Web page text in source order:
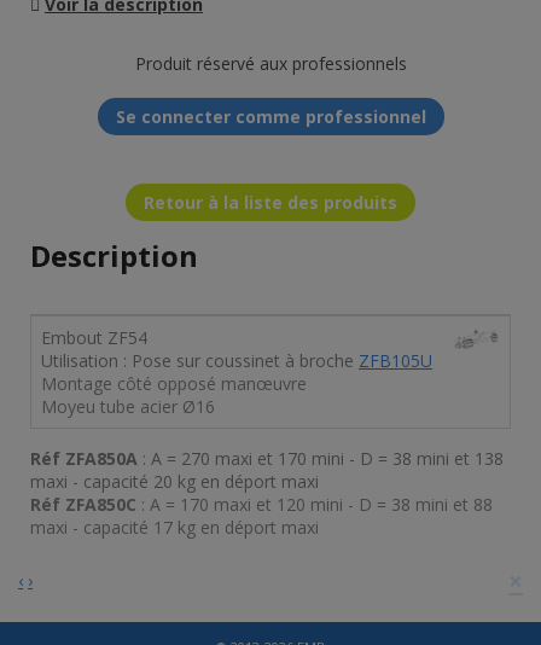
Produit réservé aux professionnels
Se connecter comme professionnel
Retour à la liste des produits
Description
Embout ZF54
Utilisation : Pose sur coussinet à broche ZFB105U
Montage côté opposé manœuvre
Moyeu tube acier Ø16
Réf ZFA850A : A = 270 maxi et 170 mini - D = 38 mini et 138
maxi - capacité 20 kg en déport maxi
Réf ZFA850C : A = 170 maxi et 120 mini - D = 38 mini et 88
maxi - capacité 17 kg en déport maxi
‹ ›